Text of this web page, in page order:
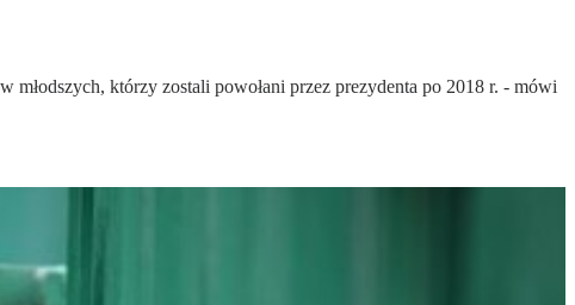
którzy zostali powołani przez prezydenta po 2018 r. - mówi